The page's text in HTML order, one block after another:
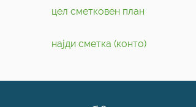
цел сметковен план
најди сметка (конто)